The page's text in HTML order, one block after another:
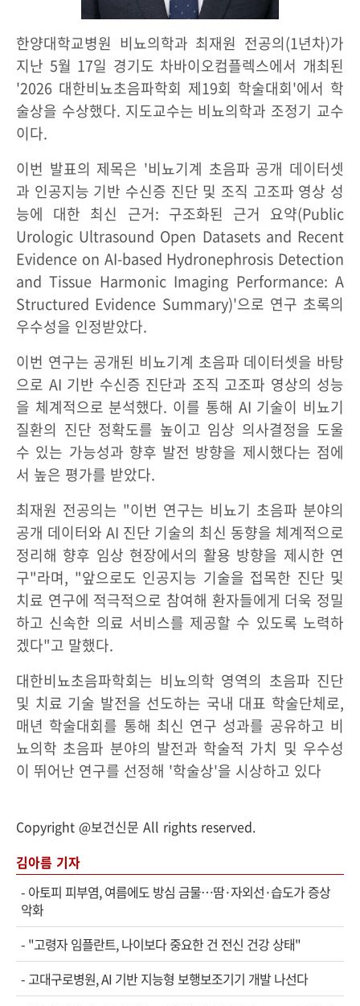
한양대학교병원 비뇨의학과 최재원 전공의(1년차)가
지난 5월 17일 경기도 차바이오컴플렉스에서 개최된
'2026 대한비뇨초음파학회 제19회 학술대회'에서 학
술상을 수상했다. 지도교수는 비뇨의학과 조정기 교수
이다.
이번 발표의 제목은 '비뇨기계 초음파 공개 데이터셋
과 인공지능 기반 수신증 진단 및 조직 고조파 영상 성
능에 대한 최신 근거: 구조화된 근거 요약(Public
Urologic Ultrasound Open Datasets and Recent
Evidence on AI-based Hydronephrosis Detection
and Tissue Harmonic Imaging Performance: A
Structured Evidence Summary)'으로 연구 초록의
우수성을 인정받았다.
이번 연구는 공개된 비뇨기계 초음파 데이터셋을 바탕
으로 AI 기반 수신증 진단과 조직 고조파 영상의 성능
을 체계적으로 분석했다. 이를 통해 AI 기술이 비뇨기
질환의 진단 정확도를 높이고 임상 의사결정을 도울
수 있는 가능성과 향후 발전 방향을 제시했다는 점에
서 높은 평가를 받았다.
최재원 전공의는 "이번 연구는 비뇨기 초음파 분야의
공개 데이터와 AI 진단 기술의 최신 동향을 체계적으로
정리해 향후 임상 현장에서의 활용 방향을 제시한 연
구"라며, "앞으로도 인공지능 기술을 접목한 진단 및
치료 연구에 적극적으로 참여해 환자들에게 더욱 정밀
하고 신속한 의료 서비스를 제공할 수 있도록 노력하
겠다"고 말했다.
대한비뇨초음파학회는 비뇨의학 영역의 초음파 진단
및 치료 기술 발전을 선도하는 국내 대표 학술단체로,
매년 학술대회를 통해 최신 연구 성과를 공유하고 비
뇨의학 초음파 분야의 발전과 학술적 가치 및 우수성
이 뛰어난 연구를 선정해 '학술상'을 시상하고 있다
Copyright @보건신문 All rights reserved.
김아름 기자
- 아토피 피부염, 여름에도 방심 금물…땀·자외선·습도가 증상
악화
- "고령자 임플란트, 나이보다 중요한 건 전신 건강 상태"
- 고대구로병원, AI 기반 지능형 보행보조기기 개발 나선다